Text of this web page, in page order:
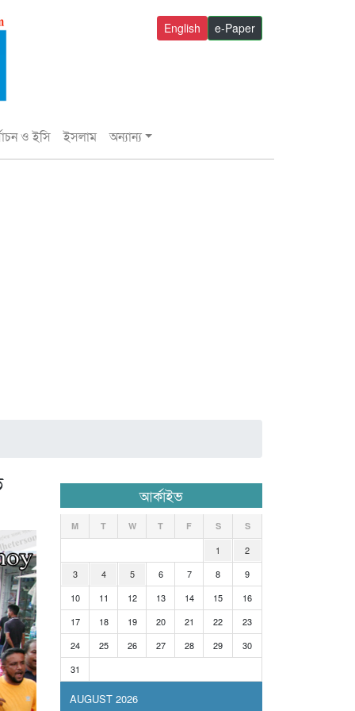
e-Paper
English
ও ইসি ইসলাম অন্যান্য
আর্কাইভ
AUGUST 2026
M T W T F S S
1
2
3
4 5 6 7 8
9
10
11 12 13 14 15
16
17
18 19 20 21 22
23
24
25 26 27 28 29
30
31